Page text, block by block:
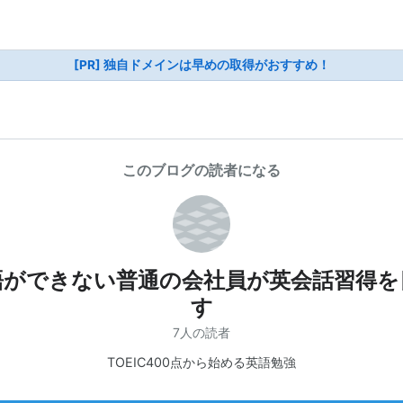
[PR] 独自ドメインは早めの取得がおすすめ！
このブログの読者になる
できない普通の会社員が英会話習得
す
7人の読者
TOEIC400点から始める英語勉強